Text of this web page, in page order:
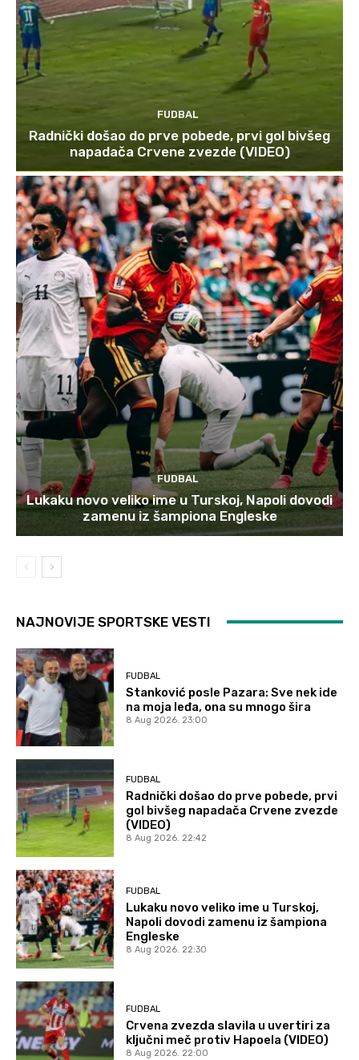
FUDBAL
Radnički došao do prve pobede, prvi gol bivšeg
napadača Crvene zvezde (VIDEO)
FUDBAL
Lukaku novo veliko ime u Turskoj, Napoli dovodi
zamenu iz šampiona Engleske
NAJNOVIJE SPORTSKE VESTI
FUDBAL
Stanković posle Pazara: Sve nek ide
na moja leđa, ona su mnogo šira
8 Aug 2026. 23:00
FUDBAL
Radnički došao do prve pobede, prvi
gol bivšeg napadača Crvene zvezde
(VIDEO)
8 Aug 2026. 22:42
FUDBAL
Lukaku novo veliko ime u Turskoj,
Napoli dovodi zamenu iz šampiona
Engleske
8 Aug 2026. 22:30
FUDBAL
Crvena zvezda slavila u uvertiri za
ključni meč protiv Hapoela (VIDEO)
8 Aug 2026. 22:00